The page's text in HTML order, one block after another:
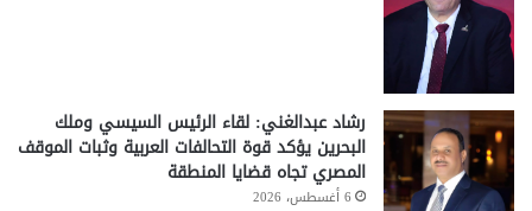
رشاد عبدالغني: لقاء الرئيس السيسي وملك
البحرين يؤكد قوة التحالفات العربية وثبات الموقف
المصري تجاه قضايا المنطقة
6 أغسطس، 2026